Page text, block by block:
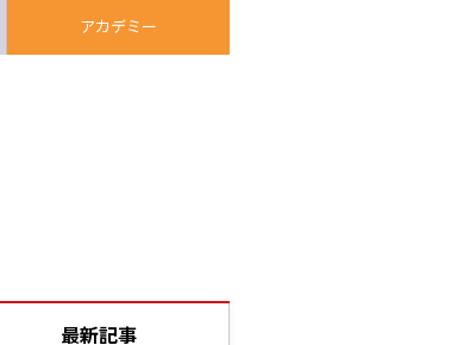
アカデミー
最新記事